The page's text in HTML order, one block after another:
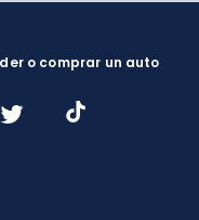
o comprar un auto